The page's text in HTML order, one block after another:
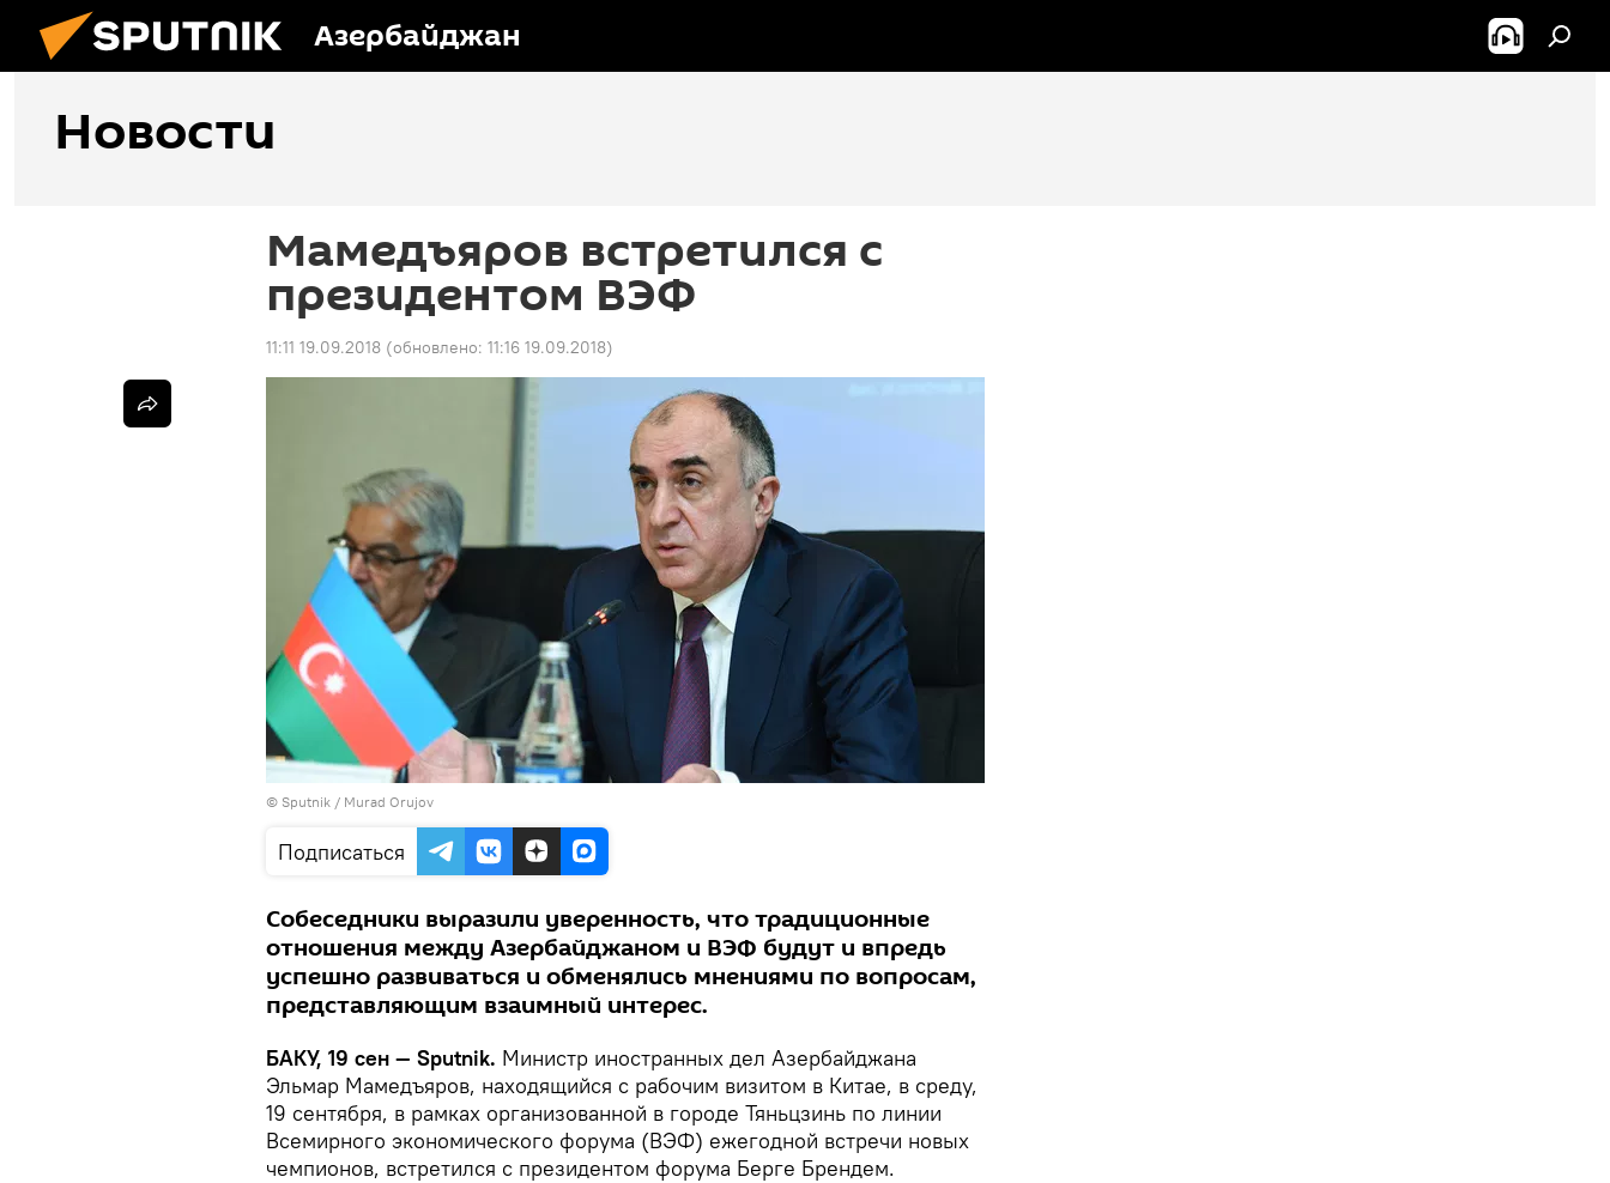
Азербайджан
Новости
Мамедъяров встретился с
президентом ВЭФ
11:11 19.09.2018 (обновлено: 11:16 19.09.2018)
© Sputnik / Murad Orujov
Подписаться
Собеседники выразили уверенность, что традиционные
отношения между Азербайджаном и ВЭФ будут и впредь
успешно развиваться и обменялись мнениями по вопросам,
представляющим взаимный интерес.
БАКУ, 19 сен — Sputnik. Министр иностранных дел Азербайджана
Эльмар Мамедъяров, находящийся с рабочим визитом в Китае, в среду,
19 сентября, в рамках организованной в городе Тяньцзинь по линии
Всемирного экономического форума (ВЭФ) ежегодной встречи новых
чемпионов, встретился с президентом форума Берге Брендем.